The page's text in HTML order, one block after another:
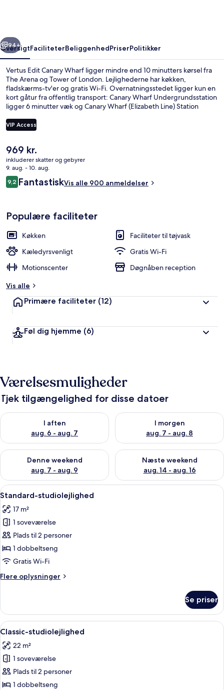
Næste
94+
OversigtFaciliteterBeliggenhedPriserPolitikker
Vertus Edit Canary Wharf ligger mindre end 10 minutters kørsel fra
The Arena og Tower of London. Lejlighederne har køkken,
fladskærms-tv'er og gratis Wi-Fi. Overnatningsstedet ligger kun en
kort gåtur fra offentlig transport: Canary Wharf Undergrundsstation
ligger 6 minutter væk og Canary Wharf (Elizabeth Line) Station
VIP Access
Den
nuværende
pris
er
969 kr.
969 kr.
inkluderer skatter og gebyrer
9. aug. - 10. aug.
Anmeldelser
9,29,2 ud af 10.
FantastiskVis alle 900 anmeldelser
Populære faciliteter
Køkken
Faciliteter til tøjvask
Kæledyrsvenligt
Gratis Wi-Fi
Motionscenter
Døgnåben reception
Vis alle
Primære faciliteter (12)
Føl dig hjemme (6)
Værelsesmuligheder
Tjek tilgængelighed for disse datoer
I aften
aug. 6 - aug. 7
Tjek tilgængelighed for i aften aug. 6 - aug. 7
I morgen
aug. 7 - aug. 8
Tjek tilgængelighed for i
Denne weekend
aug. 7 - aug. 9
Tjek tilgængelighed for denne weekend aug. 7 - aug. 9
Næste weekend
aug. 14 - aug. 16
Tjek tilgængelighed for næste
Indlæs
alle
billeder
af
Standard-
studiolejlighed
Et moderne hotelværelse med en
30
Standard-studiolejlighed
17 m²
1 soveværelse
Plads til 2 personer
1 dobbeltseng
Gratis Wi-Fi
Flere oplysninger
Flere
studiolejlighed
Se priser
Indlæs
alle
billeder
af
Classic-
studiolejlighed
Et moderne hotelværelse med seng,
36
Classic-studiolejlighed
22 m²
1 soveværelse
Plads til 2 personer
1 dobbeltseng